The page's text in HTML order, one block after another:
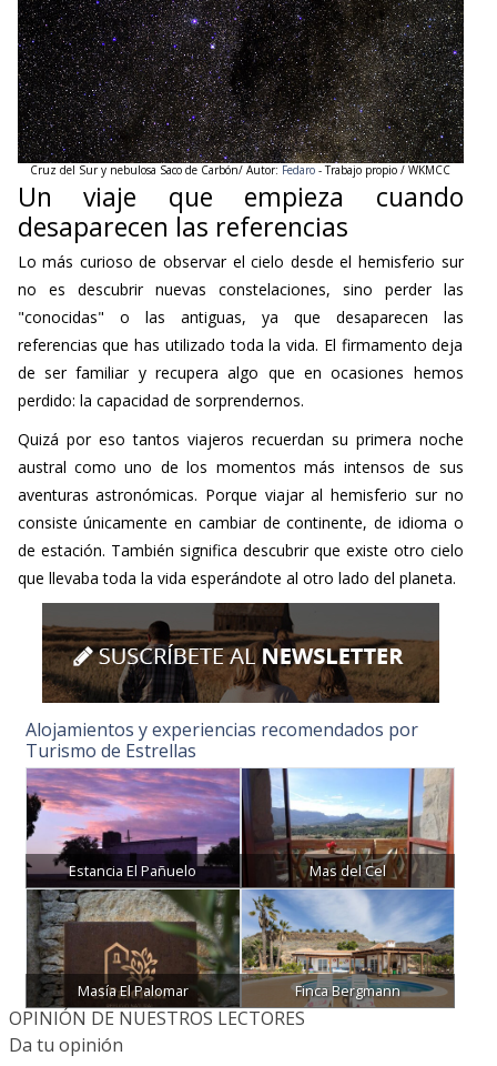
Cruz del Sur y nebulosa Saco de Carbón/ Autor: Fedaro - Trabajo propio / WKMCC
Un viaje que empieza cuando
desaparecen las referencias
Lo más curioso de observar el cielo desde el hemisferio sur
no es descubrir nuevas constelaciones, sino perder las
"conocidas" o las antiguas, ya que desaparecen las
referencias que has utilizado toda la vida. El firmamento deja
de ser familiar y recupera algo que en ocasiones hemos
perdido: la capacidad de sorprendernos.
Quizá por eso tantos viajeros recuerdan su primera noche
austral como uno de los momentos más intensos de sus
aventuras astronómicas. Porque viajar al hemisferio sur no
consiste únicamente en cambiar de continente, de idioma o
de estación. También significa descubrir que existe otro cielo
que llevaba toda la vida esperándote al otro lado del planeta.
Alojamientos y experiencias recomendados por
Turismo de Estrellas
Estancia El Pañuelo Mas del Cel
Masía El Palomar Finca Bergmann
OPINIÓN DE NUESTROS LECTORES
Da tu opinión